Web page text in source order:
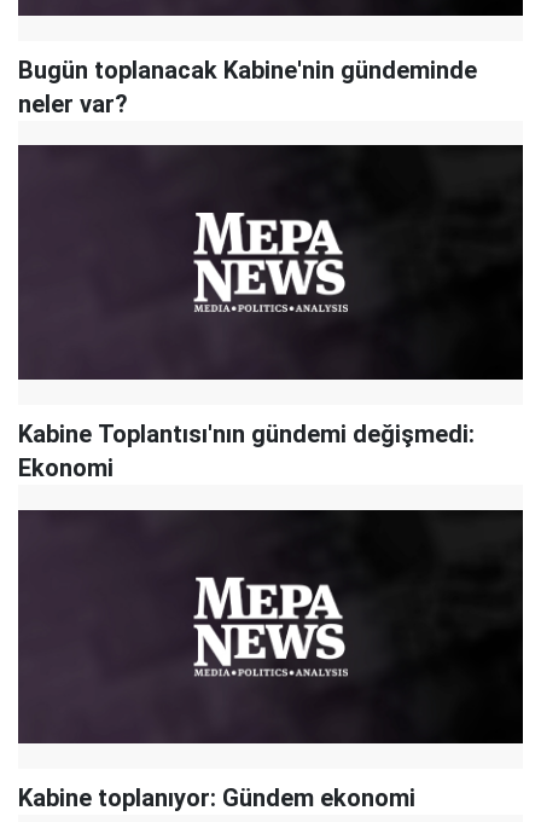
Bugün toplanacak Kabine'nin gündeminde
neler var?
Kabine Toplantısı'nın gündemi değişmedi:
Ekonomi
Kabine toplanıyor: Gündem ekonomi